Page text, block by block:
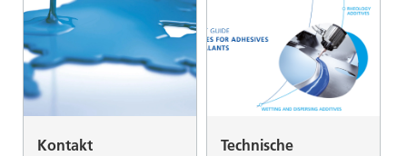
Kontakt
Technische